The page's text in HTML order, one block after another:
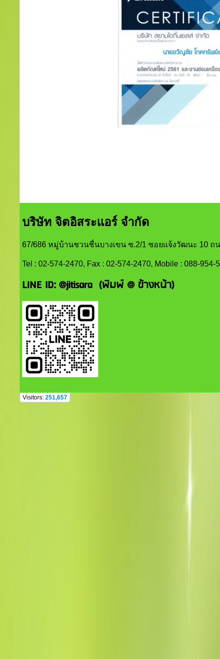
บริษัท จิตอิสระแอร์ จำกัด
67/686 หมู่บ้านชวนชื่นบางเขน ซ.2/1 ซอยแจ้งวัฒนะ 10 ถ
Tel : 02-574-2470, Fax : 02-574-2470, Mobile : 088-
LINE ID:@jitisara (พิมพ์ @ ข้างหน้า)
Visitors: 251,657